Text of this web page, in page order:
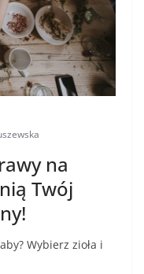
na
Twój
Wybierz zioła i